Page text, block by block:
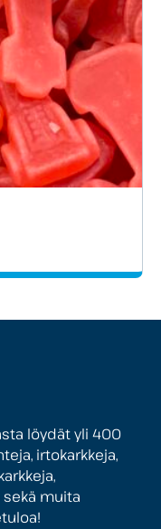
löydät yli 400
irtokarkkeja,
sekä muita